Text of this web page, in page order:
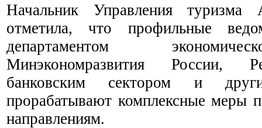
Начальник Управления туризма
отметила, что профильные
департаментом
Минэкономразвития России,
банковским сектором и
прорабатывают комплексные меры
направлениям.